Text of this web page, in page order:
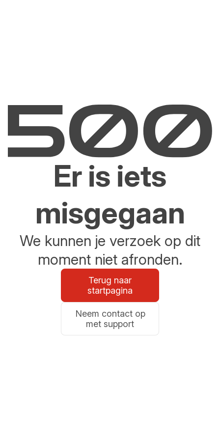
Er is iets
misgegaan
We kunnen je verzoek op dit
moment niet afronden.
Terug naar
startpagina
Neem contact op
met support